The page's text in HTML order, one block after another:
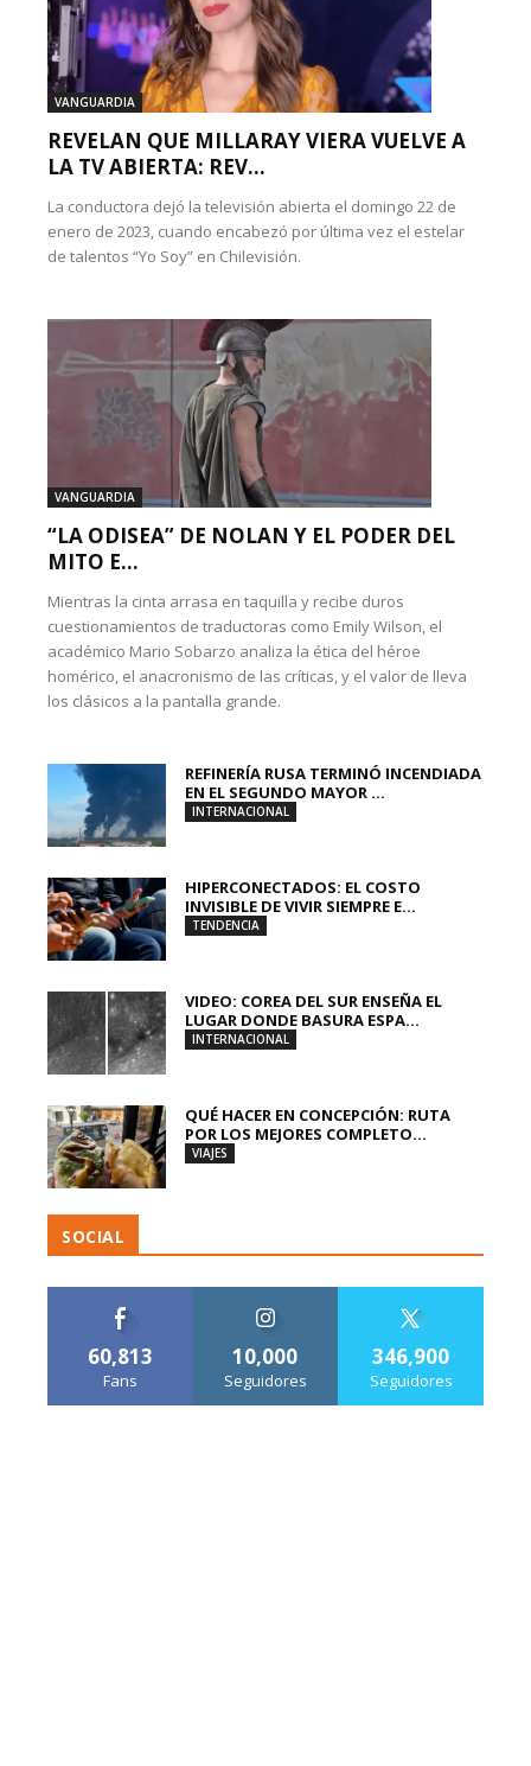
VANGUARDIA
REVELAN QUE MILLARAY VIERA VUELVE A
LA TV ABIERTA: REV...
La conductora dejó la televisión abierta el domingo 22 de
enero de 2023, cuando encabezó por última vez el estelar
de talentos “Yo Soy” en Chilevisión.
VANGUARDIA
“LA ODISEA” DE NOLAN Y EL PODER DEL
MITO E...
Mientras la cinta arrasa en taquilla y recibe duros
cuestionamientos de traductoras como Emily Wilson, el
académico Mario Sobarzo analiza la ética del héroe
homérico, el anacronismo de las críticas, y el valor de lleva
los clásicos a la pantalla grande.
REFINERÍA RUSA TERMINÓ INCENDIADA
EN EL SEGUNDO MAYOR ...
INTERNACIONAL
HIPERCONECTADOS: EL COSTO
INVISIBLE DE VIVIR SIEMPRE E...
TENDENCIA
VIDEO: COREA DEL SUR ENSEÑA EL
LUGAR DONDE BASURA ESPA...
INTERNACIONAL
QUÉ HACER EN CONCEPCIÓN: RUTA
POR LOS MEJORES COMPLETO...
VIAJES
SOCIAL
60,813
Fans
10,000
Seguidores
346,900
Seguidores